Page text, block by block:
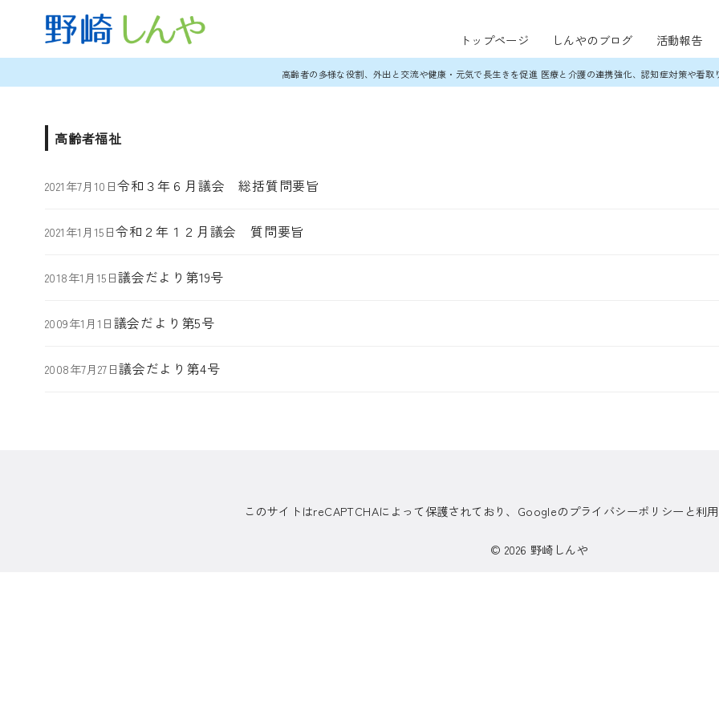
ン
トップページ しんやのブログ 活動報告
高齢者の多様な役割、外出と交流や健康・元気で長生きを促進 医療と介護の連携強化、認知症対策や看取
高齢者福祉
2021年7月10日令和３年６月議会 総括質問要旨
2021年1月15日令和２年１２月議会 質問要旨
2018年1月15日議会だより第19号
2009年1月1日議会だより第5号
2008年7月27日議会だより第4号
このサイトはreCAPTCHAによって保護されており、Googleのプライバシーポリシーと利用
© 2026 野崎しんや